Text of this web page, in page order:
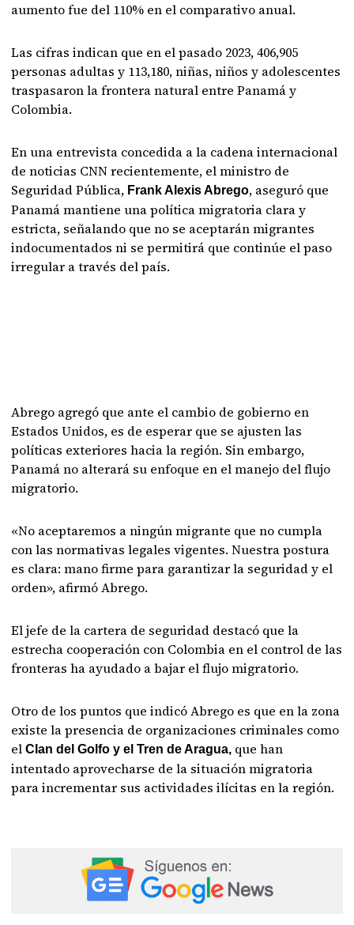
aumento fue del 110% en el comparativo anual.
Las cifras indican que en el pasado 2023, 406,905
personas adultas y 113,180, niñas, niños y adolescentes
traspasaron la frontera natural entre Panamá y
Colombia.
En una entrevista concedida a la cadena internacional
de noticias CNN recientemente, el ministro de
Seguridad Pública, Frank Alexis Abrego, aseguró que
Panamá mantiene una política migratoria clara y
estricta, señalando que no se aceptarán migrantes
indocumentados ni se permitirá que continúe el paso
irregular a través del país.
Abrego agregó que ante el cambio de gobierno en
Estados Unidos, es de esperar que se ajusten las
políticas exteriores hacia la región. Sin embargo,
Panamá no alterará su enfoque en el manejo del flujo
migratorio.
«No aceptaremos a ningún migrante que no cumpla
con las normativas legales vigentes. Nuestra postura
es clara: mano firme para garantizar la seguridad y el
orden», afirmó Abrego.
El jefe de la cartera de seguridad destacó que la
estrecha cooperación con Colombia en el control de las
fronteras ha ayudado a bajar el flujo migratorio.
Otro de los puntos que indicó Abrego es que en la zona
existe la presencia de organizaciones criminales como
elClan del Golfo y el Tren de Aragua, que han
intentado aprovecharse de la situación migratoria
para incrementar sus actividades ilícitas en la región.